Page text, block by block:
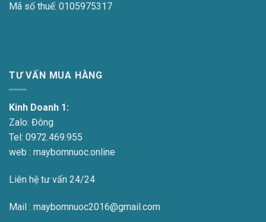
Mã số thuế: 0105975317
TƯ VẤN MUA HÀNG
Kinh Doanh 1:
Zalo: Đông
Tel: 0972.469.955
web : maybomnuoc.online
Liên hệ tư vấn 24/24
Mail : maybomnuoc2016@gmail.com